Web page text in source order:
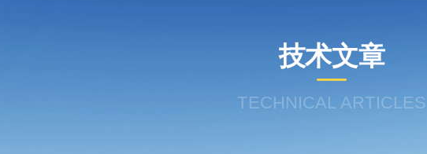
技术文章
TECHNICAL ARTICLES